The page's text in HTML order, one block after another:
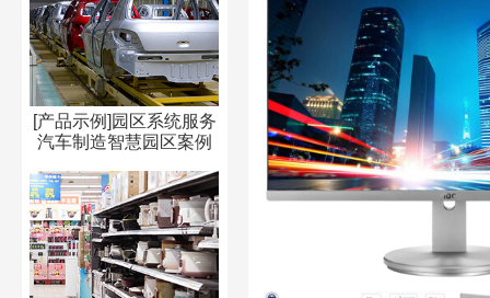
[产品示例]园区系统服务
汽车制造智慧园区案例